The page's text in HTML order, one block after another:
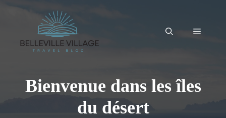
Menu
Bienvenue dans les îles
du désert